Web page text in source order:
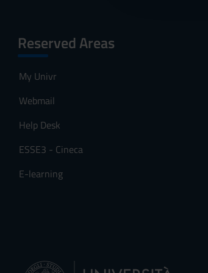
Reserved Areas
My Univr
Webmail
Help Desk
ESSE3 - Cineca
E-learning